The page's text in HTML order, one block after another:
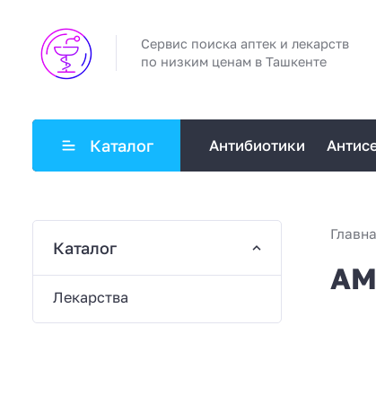
Сервис поиска аптек и лекарств
по низким ценам в Ташкенте
Каталог Антибиотики
Каталог
Лекарства